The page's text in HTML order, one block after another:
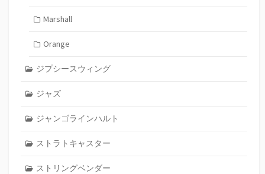
Marshall
Orange
ジプシースウィング
ジャズ
ジャンゴラインハルト
ストラトキャスター
ストリングベンダー